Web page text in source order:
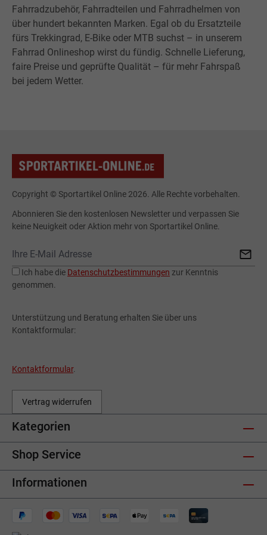
Fahrradzubehör, Fahrradteilen und Fahrradhelmen von
über hundert bekannten Marken. Egal ob du Ersatzteile
fürs Trekkingrad, E-Bike oder MTB suchst – in unserem
Fahrrad Onlineshop wirst du fündig. Schnelle Lieferung,
faire Preise und geprüfte Qualität – für mehr Fahrspaß
bei jedem Wetter.
Copyright © Sportartikel Online 2026. Alle Rechte vorbehalten.
Abonnieren Sie den kostenlosen Newsletter und verpassen Sie
keine Neuigkeit oder Aktion mehr von Sportartikel Online.
Ich habe die Datenschutzbestimmungen zur Kenntnis
genommen.
Unterstützung und Beratung erhalten Sie über uns
Kontaktformular:
Kontaktformular.
Vertrag widerrufen
Kategorien
Shop Service
Informationen